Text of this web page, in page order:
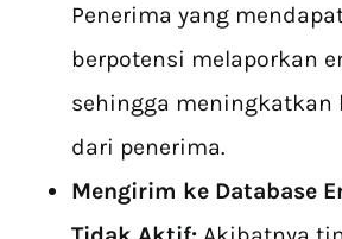
Penerima yang
berpotensi melaporkan
sehingga meningkatkan
dari penerima.
Mengirim ke Database